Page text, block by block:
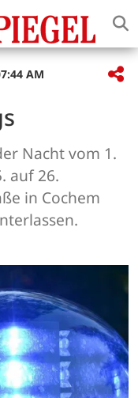
AM
Nacht vom 1.
auf 26.
in Cochem